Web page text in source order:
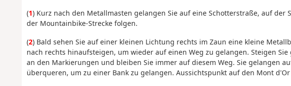
(1) Kurz nach den Metallmasten gelangen Sie auf eine Schotterstraße, auf der
der Mountainbike-Strecke folgen.
(2) Bald sehen Sie auf einer kleinen Lichtung rechts im Zaun eine kleine
nach rechts hinaufsteigen, um wieder auf einen Weg zu gelangen. Steigen
an den Markierungen und bleiben Sie immer auf diesem Weg. Sie gelangen
überqueren, um zu einer Bank zu gelangen. Aussichtspunkt auf den Mont